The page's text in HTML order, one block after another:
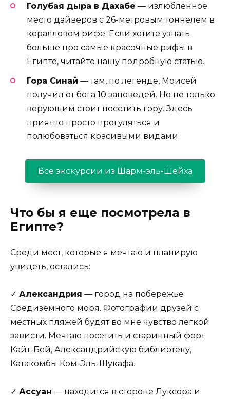
Голубая дыра в Дахабе — излюбленное
место дайверов с 26-метровым тоннелем в
коралловом рифе. Если хотите узнать
больше про самые красочные рифы в
Египте, читайте нашу подробную статью.
Гора Синай — там, по легенде, Моисей
получил от бога 10 заповедей. Но не только
верующим стоит посетить гору. Здесь
приятно просто прогуляться и
полюбоваться красивыми видами.
Все экскурсии из Шарм-эль-Шейха
Что бы я еще посмотрела в
Египте?
Среди мест, которые я мечтаю и планирую
увидеть, остались:
✓ Александрия — город на побережье
Средиземного моря. Фотографии друзей с
местных пляжей будят во мне чувство легкой
зависти. Мечтаю посетить и старинный форт
Кайт-Бей, Александрийскую библиотеку,
Катакомбы Ком-Эль-Шукафа.
✓ Ассуан — находится в стороне Луксора и